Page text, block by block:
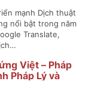
mạnh Dịch thuật
nổi bật trong năm
Translate,
Việt – Pháp
Pháp Lý và